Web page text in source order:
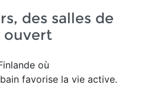
des salles de
ouvert
où
favorise la vie active.